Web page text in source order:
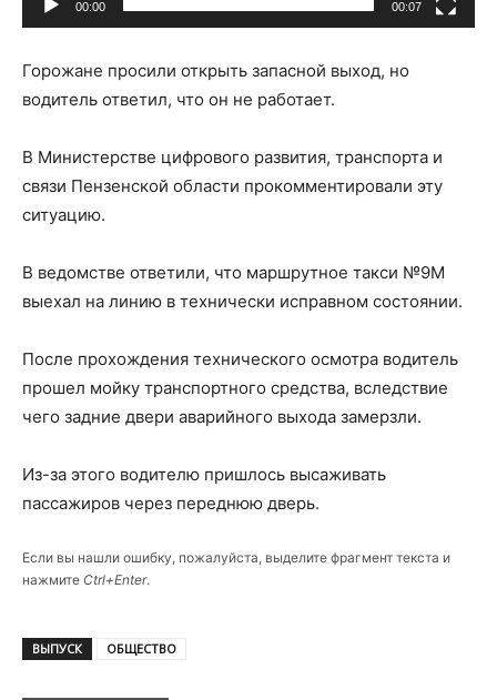
00:00 00:07
Горожане просили открыть запасной выход, но
водитель ответил, что он не работает.
В Министерстве цифрового развития, транспорта и
связи Пензенской области прокомментировали эту
ситуацию.
В ведомстве ответили, что маршрутное такси №9М
выехал на линию в технически исправном состоянии.
После прохождения технического осмотра водитель
прошел мойку транспортного средства, вследствие
чего задние двери аварийного выхода замерзли.
Из-за этого водителю пришлось высаживать
пассажиров через переднюю дверь.
Если вы нашли ошибку, пожалуйста, выделите фрагмент текста и
нажмите Ctrl+Enter.
ВЫПУСК ОБЩЕСТВО